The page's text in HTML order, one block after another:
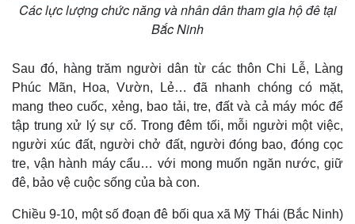
Các lực lượng chức năng và nhân dân tham gia hộ đê tại
Bắc Ninh
Sau đó, hàng trăm người dân từ các thôn Chi Lễ, Làng
Phúc Mãn, Hoa, Vườn, Lẻ… đã nhanh chóng có mặt,
mang theo cuốc, xẻng, bao tải, tre, đất và cả máy móc để
tập trung xử lý sự cố. Trong đêm tối, mỗi người một việc,
người xúc đất, người chở đất, người đóng bao, đóng cọc
tre, vận hành máy cẩu… với mong muốn ngăn nước, giữ
đê, bảo vệ cuộc sống của bà con.
Chiều 9-10, một số đoạn đê bối qua xã Mỹ Thái (Bắc Ninh)